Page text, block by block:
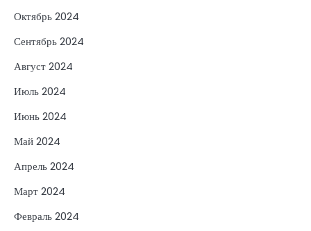
Октябрь 2024
Сентябрь 2024
Август 2024
Июль 2024
Июнь 2024
Май 2024
Апрель 2024
Март 2024
Февраль 2024